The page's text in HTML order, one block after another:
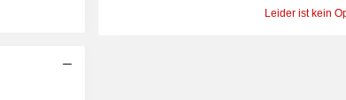
Leider ist kein